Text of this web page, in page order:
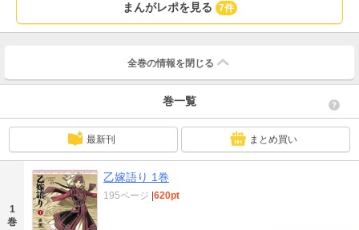
まんがレポを見る 7件
全巻の情報を 閉じる
巻一覧
最新刊 まとめ買い
1
巻
乙嫁語り 1巻
195ページ 620pt